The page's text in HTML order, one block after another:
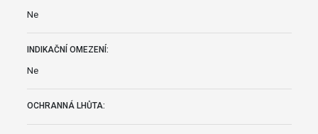
Ne
INDIKAČNÍ OMEZENÍ:
Ne
OCHRANNÁ LHŮTA: